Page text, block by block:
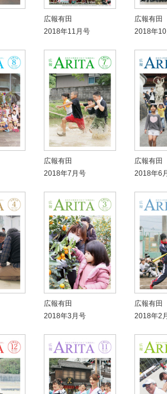
広報有田
2018年11月号
広報有田
2018年
広報有田
2018年7月号
広報有田
2018年6
広報有田
2018年3月号
広報有田
2018年2